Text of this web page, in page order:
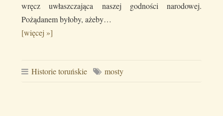
wręcz uwłaszczająca naszej godności narodowej.
Pożądanem byłoby, ażeby…
[więcej »]
Historie toruńskie mosty